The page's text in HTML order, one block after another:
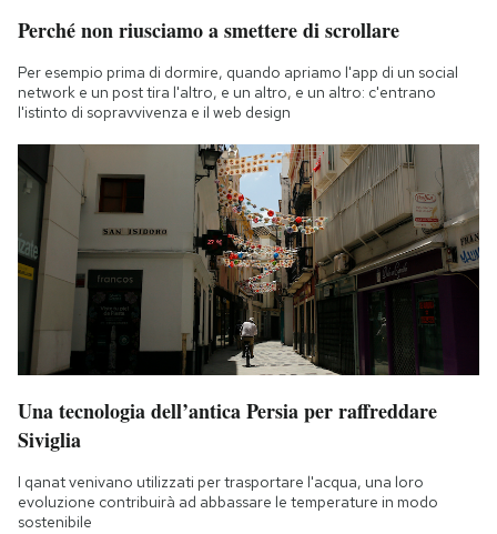
Perché non riusciamo a smettere di scrollare
Per esempio prima di dormire, quando apriamo l'app di un social
network e un post tira l'altro, e un altro, e un altro: c'entrano
l'istinto di sopravvivenza e il web design
Una tecnologia dell’antica Persia per raffreddare
Siviglia
I qanat venivano utilizzati per trasportare l'acqua, una loro
evoluzione contribuirà ad abbassare le temperature in modo
sostenibile